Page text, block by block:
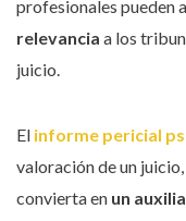
profesionales pueden
relevancia a los
juicio.
El informe pericial
valoración de un
convierta en un